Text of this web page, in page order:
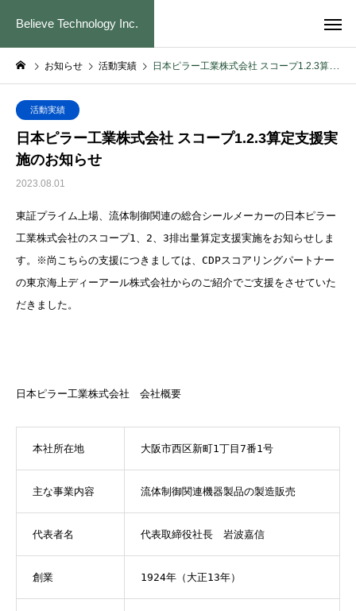
Believe Technology Inc.
お知らせ 活動実績 日本ピラー工業株式会社 スコープ1.2.3算定支援実施のお知らせ
活動実績
日本ピラー工業株式会社 スコープ1.2.3算定支援実
施のお知らせ
2023.08.01
東証プライム上場、流体制御関連の総合シールメーカーの日本ピラー
工業株式会社のスコープ1、2、3排出量算定支援実施をお知らせしま
す。※尚こちらの支援につきましては、CDPスコアリングパートナー
の東京海上ディーアール株式会社からのご紹介でご支援をさせていた
だきました。
日本ピラー工業株式会社 会社概要
本社所在地 大阪市西区新町1丁目7番1号
主な事業内容 流体制御関連機器製品の製造販売
代表者名 代表取締役社長 岩波嘉信
創業 1924年（大正13年）